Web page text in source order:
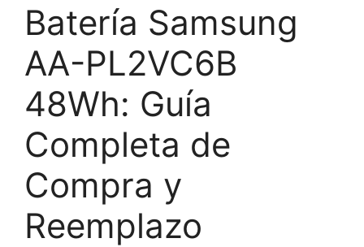
Batería Samsung
AA-PL2VC6B
48Wh: Guía
Completa de
Compra y
Reemplazo